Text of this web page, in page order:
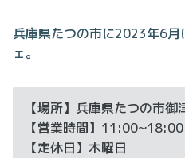
兵庫県たつの市に2023年6月
ェ。
【場所】兵庫県たつの市
【営業時間】11:00~18:00
【定休日】木曜日